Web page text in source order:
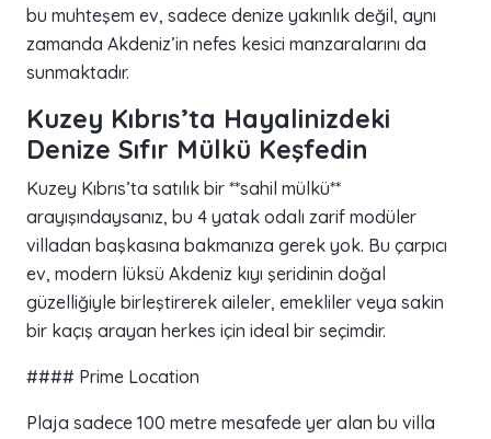
bu muhteşem ev, sadece denize yakınlık değil, aynı
zamanda Akdeniz’in nefes kesici manzaralarını da
sunmaktadır.
Kuzey Kıbrıs’ta Hayalinizdeki
Denize Sıfır Mülkü Keşfedin
Kuzey Kıbrıs’ta satılık bir **sahil mülkü**
arayışındaysanız, bu 4 yatak odalı zarif modüler
villadan başkasına bakmanıza gerek yok. Bu çarpıcı
ev, modern lüksü Akdeniz kıyı şeridinin doğal
güzelliğiyle birleştirerek aileler, emekliler veya sakin
bir kaçış arayan herkes için ideal bir seçimdir.
#### Prime Location
Plaja sadece 100 metre mesafede yer alan bu villa